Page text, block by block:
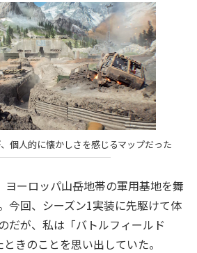
個人的に懐かしさを感じるマップだった
ーロッパ山岳地帯の軍用基地を舞
今回、シーズン1実装に先駆けて体
だが、私は「バトルフィールド
きのことを思い出していた。